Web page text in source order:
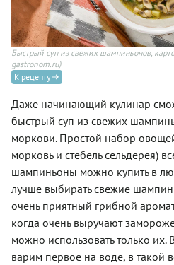
Быстрый суп из свежих шампиньонов,
gastronom.ru)
К рецепту
Даже начинающий кулинар
быстрый суп из свежих
моркови. Простой набор
морковь и стебель сельдерея)
шампиньоны можно купить в
лучше выбирать свежие
очень приятный грибной
когда очень выручают
можно использовать только
варим первое на воде, в такой